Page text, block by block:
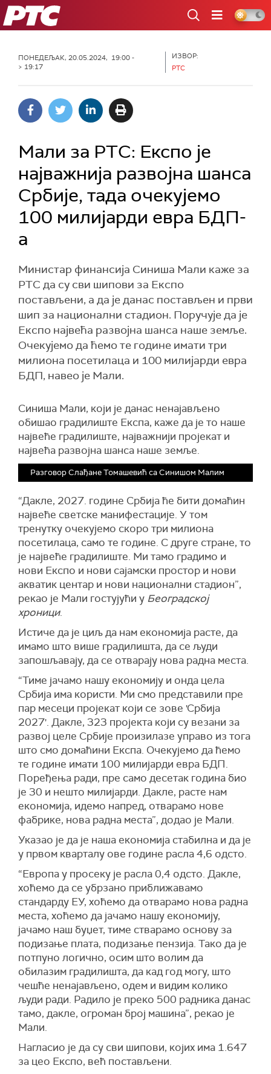
РТС
ПОНЕДЕЉАК, 20.05.2024, 19:00 -
> 19:17
ИЗВОР:
РТС
Мали за РТС: Експо је
најважнија развојна шанса
Србије, тада очекујемо
100 милијарди евра БДП-
а
Министар финансија Синиша Мали каже за
РТС да су сви шипови за Експо
постављени, а да је данас постављен и први
шип за национални стадион. Поручује да је
Експо највећа развојна шанса наше земље.
Очекујемо да ћемо те године имати три
милиона посетилаца и 100 милијарди евра
БДП, навео је Мали.
Синиша Мали, који је данас ненајављено
обишао градилиште Експа, каже да је то наше
највеће градилиште, најважнији пројекат и
највећа развојна шанса наше земље.
Разговор Слађане Томашевић са Синишом Малим
“Дакле, 2027. године Србија ће бити домаћин
највеће светске манифестације. У том
тренутку очекујемо скоро три милиона
посетилаца, само те године. С друге стране, то
је највеће градилиште. Ми тамо градимо и
нови Експо и нови сајамски простор и нови
акватик центар и нови национални стадион”,
рекао је Мали гостујући у Београдској
хроници.
Истиче да је циљ да нам економија расте, да
имамо што више градилишта, да се људи
запошљавају, да се отварају нова радна места.
“Тиме јачамо нашу економију и онда цела
Србија има користи. Ми смо представили пре
пар месеци пројекат који се зове 'Србија
2027'. Дакле, 323 пројекта који су везани за
развој целе Србије произилазе управо из тога
што смо домаћини Експа. Очекујемо да ћемо
те године имати 100 милијарди евра БДП.
Поређења ради, пре само десетак година био
је 30 и нешто милијарди. Дакле, расте нам
економија, идемо напред, отварамо нове
фабрике, нова радна места”, додао је Мали.
Указао је да је наша економија стабилна и да је
у првом кварталу ове године расла 4,6 одсто.
“Европа у просеку је расла 0,4 одсто. Дакле,
хоћемо да се убрзано приближавамо
стандарду ЕУ, хоћемо да отварамо нова радна
места, хоћемо да јачамо нашу економију,
јачамо наш буџет, тиме стварамо основу за
подизање плата, подизање пензија. Тако да је
потпуно логично, осим што волим да
обилазим градилишта, да кад год могу, што
чешће ненајављено, одем и видим колико
људи ради. Радило је преко 500 радника данас
тамо, дакле, огроман број машина”, рекао је
Мали.
Нагласио је да су сви шипови, којих има 1.647
за цео Експо, већ постављени.